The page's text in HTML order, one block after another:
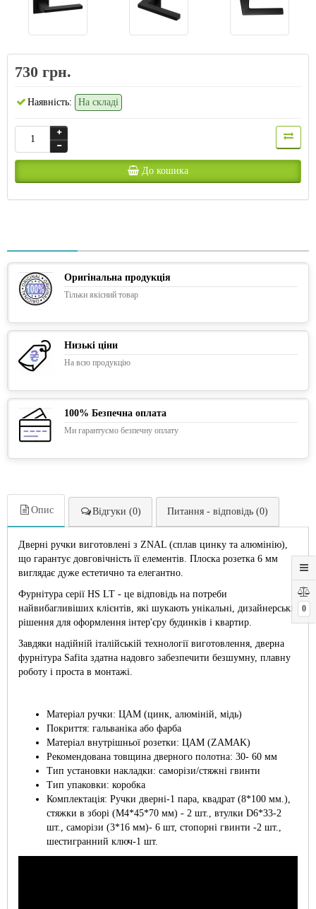
0
730 грн.
Наявність: На складі
До кошика
Оригінальна продукція
Тільки якісний товар
Низькі ціни
На всю продукцію
100% Безпечна оплата
Ми гарантуємо безпечну оплату
Опис Відгуки (0) Питання - відповідь (0)
Дверні ручки виготовлені з ZNAL (сплав цинку та алюмінію),
що гарантує довговічність її елементів. Плоска розетка 6 мм
виглядає дуже естетично та елегантно.
Фурнітура серії HS LT - це відповідь на потреби
найвибагливіших клієнтів, які шукають унікальні, дизайнерські
рішення для оформлення інтер'єру будинків і квартир.
Завдяки надійній італійській технології виготовлення, дверна
фурнітура Safita здатна надовго забезпечити безшумну, плавну
роботу і проста в монтажі.
Матеріал ручки: ЦАМ (цинк, алюміній, мідь)
Покриття: гальваніка або фарба
Матеріал внутрішньої розетки: ЦАМ (ZAMAK)
Рекомендована товщина дверного полотна: 30- 60 мм
Тип установки накладки: саморізи/стяжні гвинти
Тип упаковки: коробка
Комплектація: Ручки дверні-1 пара, квадрат (8*100 мм.),
стяжки в зборі (М4*45*70 мм) - 2 шт., втулки D6*33-2
шт., саморізи (3*16 мм)- 6 шт, стопорні гвинти -2 шт.,
шестигранний ключ-1 шт.